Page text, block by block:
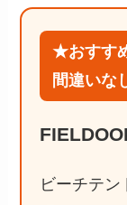
★おすす
間違いな
ビーチテ